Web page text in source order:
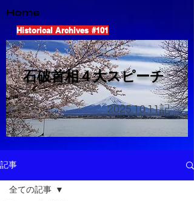
Home
Historical Archives #101
​石破首相４大スピーチ
2025.10.11記
記事
全ての記事